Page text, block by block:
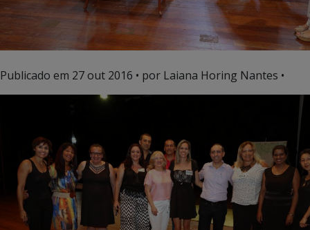
Publicado em 27 out 2016 • por Laiana Horing Nantes •